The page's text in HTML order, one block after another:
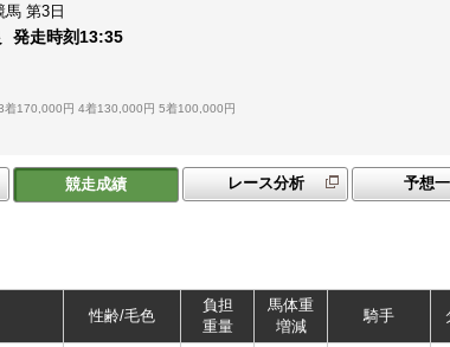
馬 第3日
発走時刻13:35
着170,000円 4着130,000円 5着100,000円
競走成績 レース分析 予想
性齢/毛色
負担
重量
馬体重
増減
騎手